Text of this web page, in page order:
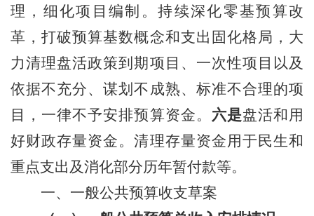
理，细化项目编制。持续深化零基预算改
革，打破预算基数概念和支出固化格局，大
力清理盘活政策到期项目、一次性项目以及
依据不充分、谋划不成熟、标准不合理的项
目，一律不予安排预算资金。 六是盘活和用
好财政存量资金。清理存量资金用于民生和
重点支出及消化部分历年暂付款等。
一、一般公共预算收支草案